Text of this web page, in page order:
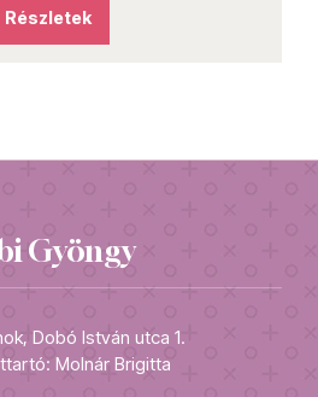
Részletek
Gyöngy
Dobó István utca 1.
Molnár Brigitta